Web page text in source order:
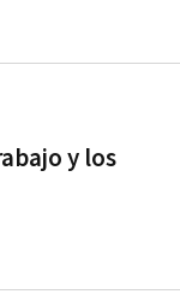
y los